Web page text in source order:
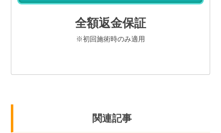
全額返金保証
※初回施術時のみ適用
関連記事